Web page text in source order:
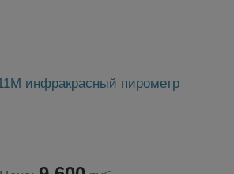
инфракрасный пирометр